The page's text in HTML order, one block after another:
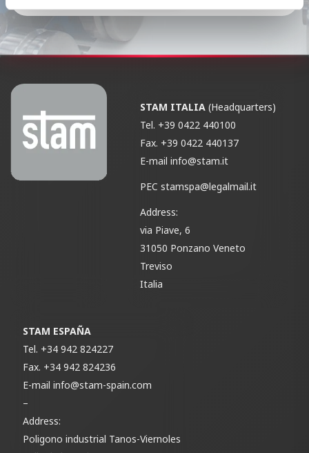
STAM ITALIA (Headquarters)
Tel. +39 0422 440100
Fax. +39 0422 440137
E-mail info@stam.it
PECstamspa@legalmail.it
Address:
via Piave, 6
31050 Ponzano Veneto
Treviso
Italia
STAM ESPAÑA
Tel. +34 942 824227
Fax. +34 942 824236
E-mailinfo@stam-spain.com
–
Address:
Poligono industrial Tanos-Viernoles